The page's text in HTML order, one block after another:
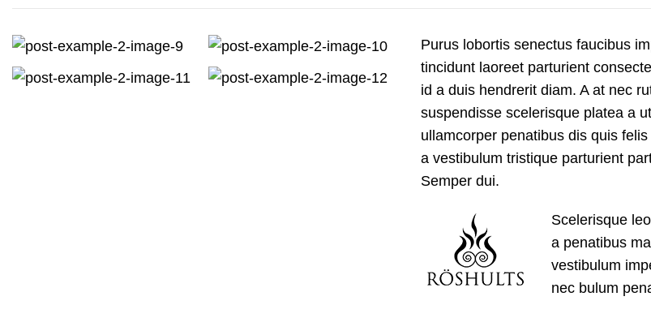
Purus lobortis senectus faucibus
tincidunt laoreet parturient
id a duis hendrerit diam. A at nec
suspendisse scelerisque platea a
ullamcorper penatibus dis quis
a vestibulum tristique parturient
Semper dui.
Scelerisque
a penatibus
vestibulum
nec bulum